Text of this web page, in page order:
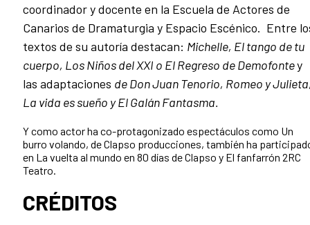
coordinador y docente en la Escuela de Actores de
Canarios de Dramaturgia y Espacio Escénico. Entre
textos de su autoría destacan: Michelle, El tango de tu
cuerpo, Los Niños del XXI o El Regreso de Demofontey
las adaptaciones de Don Juan Tenorio, Romeo y
La vida es sueño y El Galán Fantasma.
Y como actor ha co-protagonizado espectáculos como Un
burro volando, de Clapso producciones, también ha
en La vuelta al mundo en 80 días de Clapso y El fanfarrón 2RC
Teatro.
CRÉDITOS